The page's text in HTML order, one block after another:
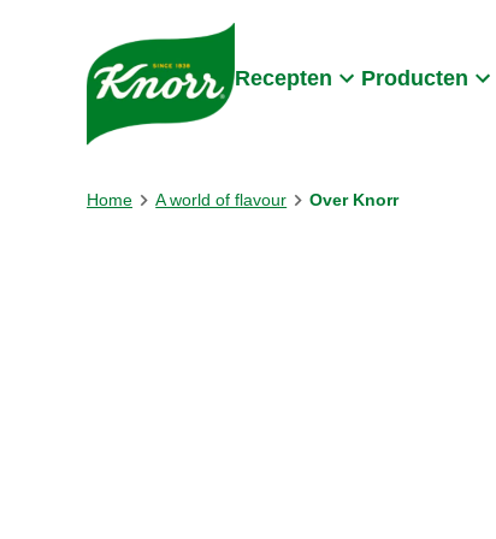
Skip to:
Recepten Producten
Home A world of flavour Over Knorr